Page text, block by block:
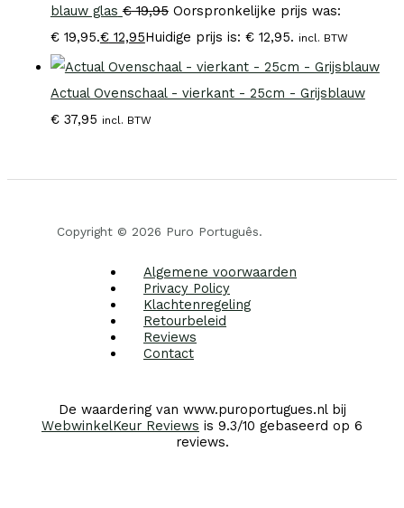
blauw glas €19,95 Oorspronkelijke prijs was:
€ 19,95.€12,95Huidige prijs is: € 12,95. incl. BTW
Actual Ovenschaal - vierkant - 25cm - Grijsblauw
€37,95 incl. BTW
Copyright © 2026 Puro Português.
Algemene voorwaarden
Privacy Policy
Klachtenregeling
Retourbeleid
Reviews
Contact
De waardering van www.puroportugues.nl bij
WebwinkelKeur Reviews is 9.3/10 gebaseerd op 6
reviews.